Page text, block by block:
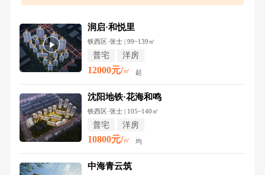
润启·和悦里
铁西区·张士 | 99~139㎡
普宅 洋房
12000元/㎡ 起
沈阳地铁·花海和鸣
铁西区·张士 | 105~140㎡
普宅 洋房
10800元/㎡ 均
中海青云筑